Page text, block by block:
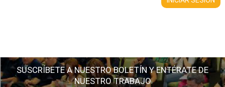
SUSCRÍBETE A NUESTRO BOLETÍN Y ENTÉRATE DE
NUESTRO TRABAJO